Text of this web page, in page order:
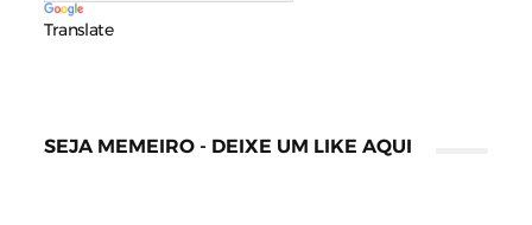
Translate
SEJA MEMEIRO - DEIXE UM LIKE AQUI